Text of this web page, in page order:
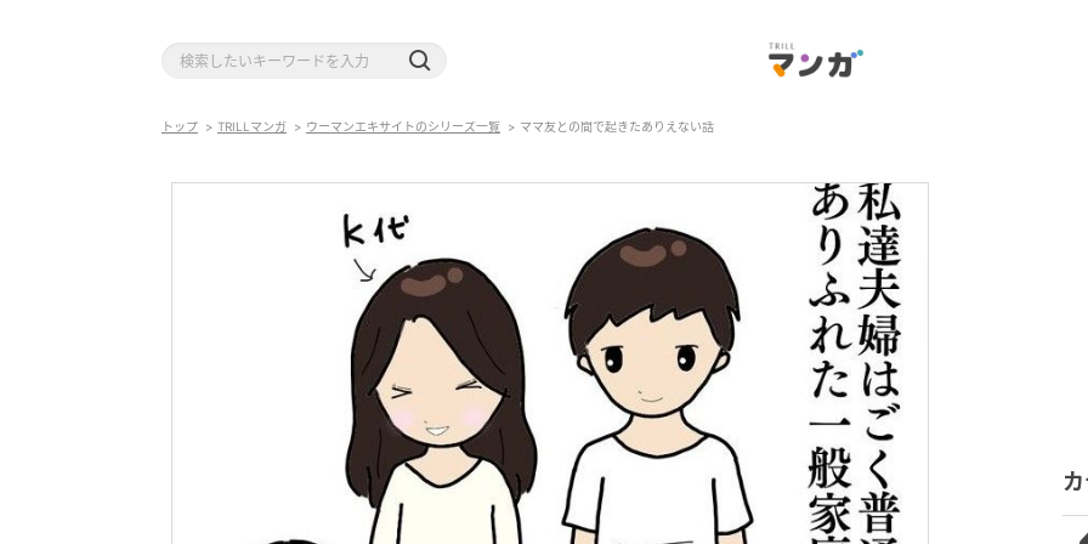
トップ TRILLマンガ ウーマンエキサイトのシリーズ一覧 ママ友との間で起きたありえない話